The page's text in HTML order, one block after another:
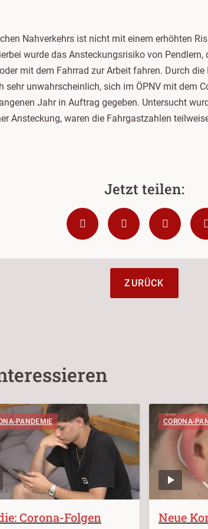
Nahverkehrs ist nicht mit einem erhöhten
wurde das Ansteckungsrisiko von
mit dem Fahrrad zur Arbeit fahren. Durch
sehr unwahrscheinlich, sich im ÖPNV mit dem
Jahr in Auftrag gegeben. Untersucht
Ansteckung, waren die Fahrgastzahlen
ZURÜCK
PANDEMIE
Corona-Folgen
CORONA-
Neue